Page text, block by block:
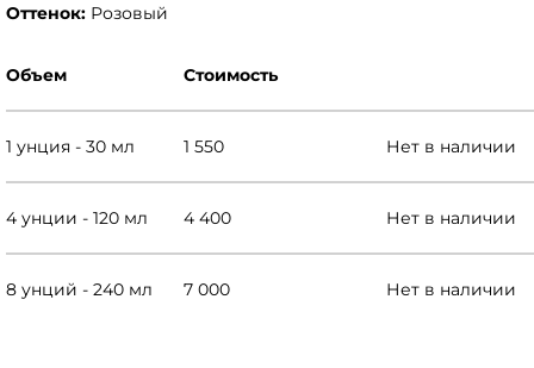
Оттенок: Розовый
Объем Стоимость
1 унция - 30 мл 1 550 Нет в наличии
4 унции - 120 мл 4 400 Нет в наличии
8 унций - 240 мл 7 000 Нет в наличии